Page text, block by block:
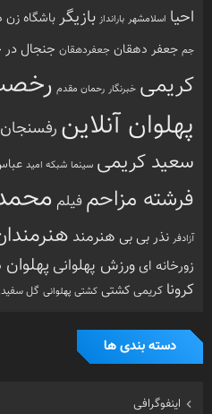
احیا اسلامشهر بارانداز بازیگرباشگاه زن
جم جعفر دهقان جعفردهقان جنجال در
کریمی خبرنگار رحمان مقدم
پهلوان آنلاین رفسنجان
سعید کریمی سینما شبکه امید
فرشته مزاحمفیلم
آزادفر نذر بی بی هنرمند
زورخانه ای ورزش پهلوانی
کرونا کریمی کشتی کشتی پهلوانی گل
دسته بندی ها
اینفوگرافی